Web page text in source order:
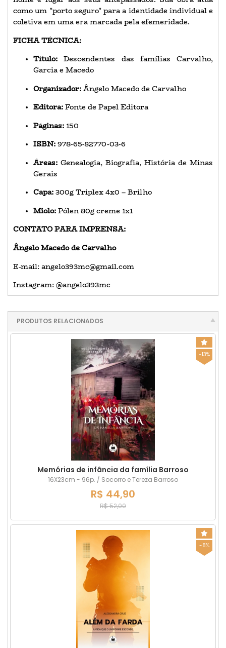
como um "porto seguro" para a identidade individual e
coletiva em uma era marcada pela efemeridade.
FICHA TÉCNICA:
Título: Descendentes das famílias Carvalho,
Garcia e Macedo
Organizador:Ângelo Macedo de Carvalho
Editora:Fonte de Papel Editora
Páginas:150
ISBN:978-65-82770-03-6
Áreas: Genealogia, Biografia, História de Minas
Gerais
Capa:300g Triplex 4x0 – Brilho
Miolo:Pólen 80g creme 1x1
CONTATO PARA IMPRENSA:
Ângelo Macedo de Carvalho
E-mail: angelo393mc@gmail.com
Instagram: @angelo393mc
PRODUTOS RELACIONADOS
-13%
Memórias de infância da família Barroso
16X23cm - 96p. / Socorro e Tereza Barroso
R$ 44,90
R$ 52,00
-8%